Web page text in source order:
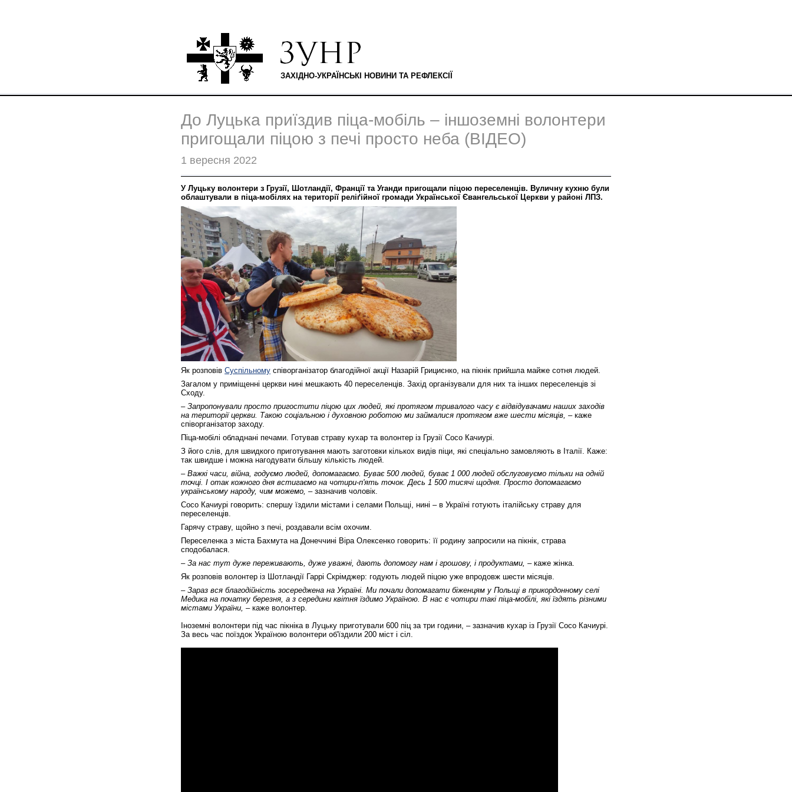
ЗАХІДНО-УКРАЇНСЬКІ НОВИНИ ТА РЕФЛЕКСІЇ
До Луцька приїздив піца-мобіль – іншоземні волонтери
пригощали піцою з печі просто неба (ВІДЕО)
1 вересня 2022
У Луцьку волонтери з Грузії, Шотландії, Франції та Уганди пригощали піцою переселенців. Вуличну кухню були
облаштували в піца-мобілях на території реліґійної громади Української Євангельської Церкви у районі ЛПЗ.
Як розповів Суспільному співорганізатор благодійної акції Назарій Грициєнко, на пікнік прийшла майже сотня людей.
Загалом у приміщенні церкви нині мешкають 40 переселенців. Захід організували для них та інших переселенців зі
Сходу.
– Запропонували просто пригостити піцою цих людей, які протягом тривалого часу є відвідувачами наших заходів
на території церкви. Такою соціальною і духовною роботою ми займалися протягом вже шести місяців, – каже
співорганізатор заходу.
Піца-мобілі обладнані печами. Готував страву кухар та волонтер із Грузії Сосо Качиурі.
З його слів, для швидкого приготування мають заготовки кількох видів піци, які спеціально замовляють в Італії. Каже:
так швидше і можна нагодувати більшу кількість людей.
– Важкі часи, війна, годуємо людей, допомагаємо. Буває 500 людей, буває 1 000 людей обслуговуємо тільки на одній
точці. І отак кожного дня встигаємо на чотири-п'ять точок. Десь 1 500 тисячі щодня. Просто допомагаємо
українському народу, чим можемо, – зазначив чоловік.
Сосо Качиурі говорить: спершу їздили містами і селами Польщі, нині – в Україні готують італійську страву для
переселенців.
Гарячу страву, щойно з печі, роздавали всім охочим.
Переселенка з міста Бахмута на Донеччині Віра Олексенко говорить: її родину запросили на пікнік, страва
сподобалася.
– За нас тут дуже переживають, дуже уважні, дають допомогу нам і грошову, і продуктами, – каже жінка.
Як розповів волонтер із Шотландії Гаррі Скрімджер: годують людей піцою уже впродовж шести місяців.
– Зараз вся благодійність зосереджена на Україні. Ми почали допомагати біженцям у Польщі в прикордонному селі
Медика на початку березня, а з середини квітня їздимо Україною. В нас є чотири такі піца-мобілі, які їздять різними
містами України, – каже волонтер.
Іноземні волонтери під час пікніка в Луцьку приготували 600 піц за три години, – зазначив кухар із Грузії Сосо Качиурі.
За весь час поїздок Україною волонтери об'їздили 200 міст і сіл.